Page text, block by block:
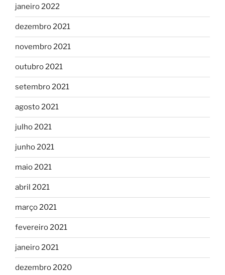
janeiro 2022
dezembro 2021
novembro 2021
outubro 2021
setembro 2021
agosto 2021
julho 2021
junho 2021
maio 2021
abril 2021
março 2021
fevereiro 2021
janeiro 2021
dezembro 2020